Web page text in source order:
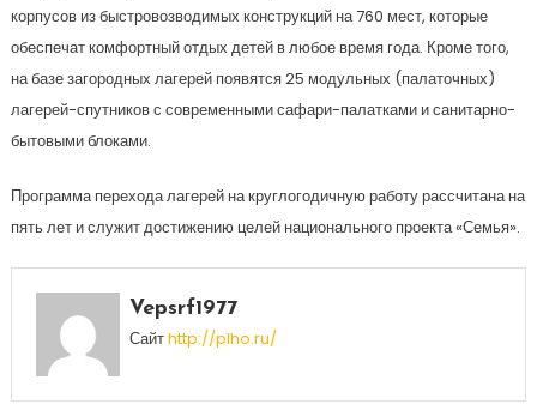
корпусов из быстровозводимых конструкций на 760 мест, которые
обеспечат комфортный отдых детей в любое время года. Кроме того,
на базе загородных лагерей появятся 25 модульных (палаточных)
лагерей-спутников с современными сафари-палатками и санитарно-
бытовыми блоками.
Программа перехода лагерей на круглогодичную работу рассчитана на
пять лет и служит достижению целей национального проекта «Семья».
Vepsrf1977
Сайтhttp://plho.ru/